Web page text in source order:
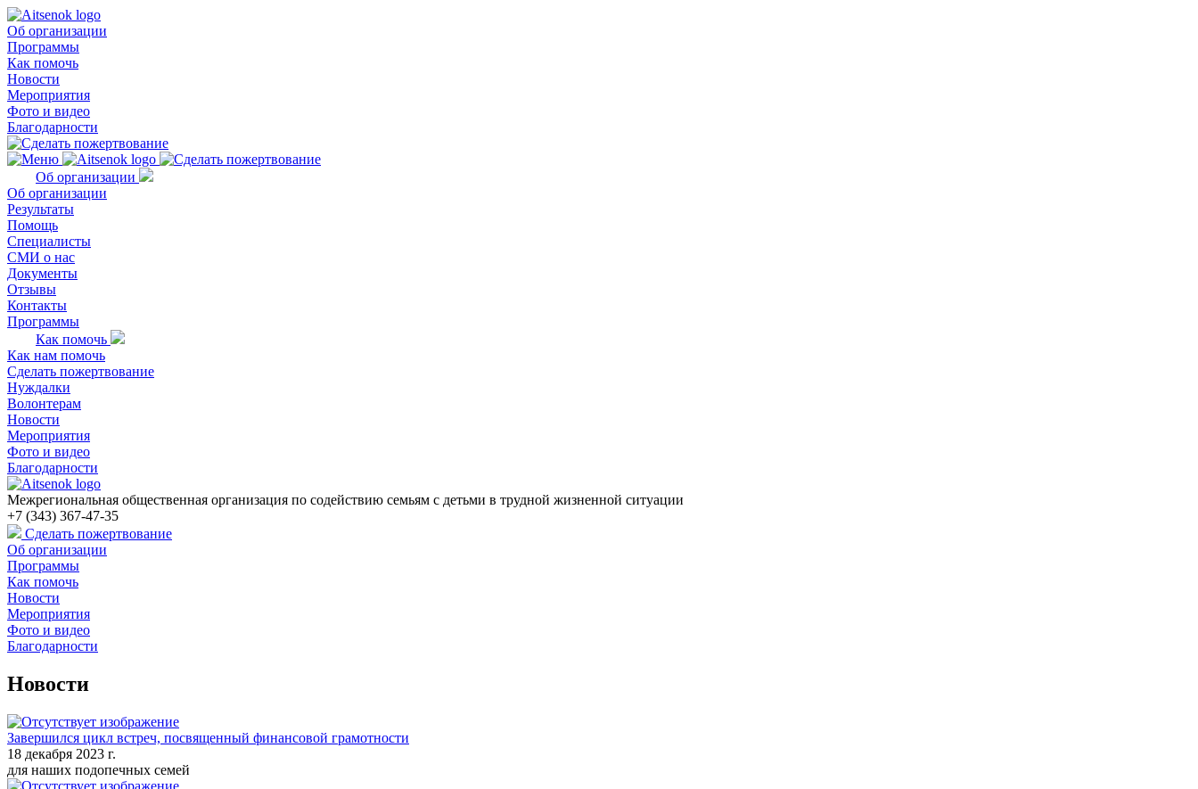
Об организации
Программы
Как помочь
Новости
Мероприятия
Фото и видео
Благодарности
Об организации
Об организации
Результаты
Помощь
Специалисты
СМИ о нас
Документы
Отзывы
Контакты
Программы
Как помочь
Как нам помочь
Сделать пожертвование
Нуждалки
Волонтерам
Новости
Мероприятия
Фото и видео
Благодарности
Межрегиональная общественная организация по содействию семьям с детьми в трудной жизненной ситуации
+7 (343) 367-47-35
Сделать пожертвование
Об организации
Программы
Как помочь
Новости
Мероприятия
Фото и видео
Благодарности
Новости
Завершился цикл встреч, посвященный финансовой грамотности
18 декабря 2023 г.
для наших подопечных семей